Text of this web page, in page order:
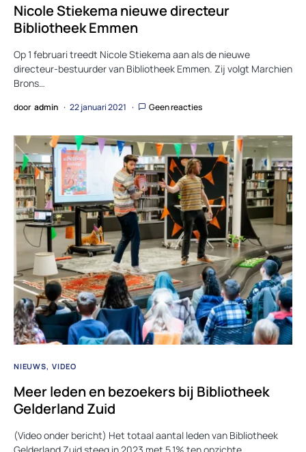
Nicole Stiekema nieuwe directeur
Bibliotheek Emmen
Op 1 februari treedt Nicole Stiekema aan als de nieuwe
directeur-bestuurder van Bibliotheek Emmen. Zij volgt Marchien
Brons…
door admin 22 januari 2021 Geen reacties
NIEUWS VIDEO
Meer leden en bezoekers bij Bibliotheek
Gelderland Zuid
(Video onder bericht) Het totaal aantal leden van Bibliotheek
Gelderland Zuid steeg in 2023 met 5,1% ten opzichte…